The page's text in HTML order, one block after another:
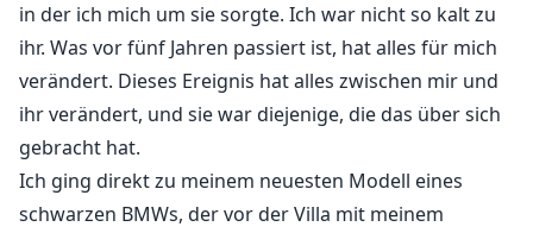
in der ich mich um sie sorgte. Ich war nicht so kalt zu
ihr. Was vor fünf Jahren passiert ist, hat alles für mich
verändert. Dieses Ereignis hat alles zwischen mir und
ihr verändert, und sie war diejenige, die das über sich
gebracht hat.
Ich ging direkt zu meinem neuesten Modell eines
schwarzen BMWs, der vor der Villa mit meinem